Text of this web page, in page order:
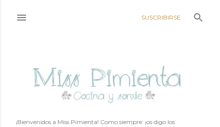
SUSCRIBIRSE
¡Bienvenidos a Miss Pimienta! Como siempre: ¡os digo los